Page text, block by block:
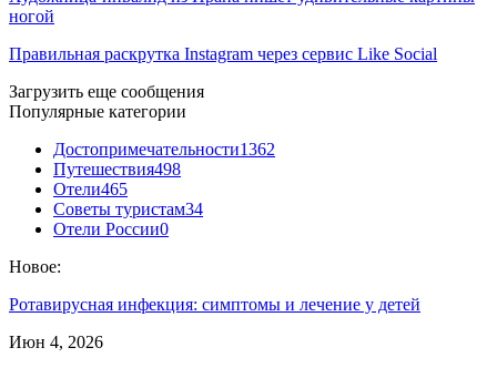
ногой
Правильная раскрутка Instagram через сервис Like Social
Загрузить еще сообщения
Популярные категории
Достопримечательности1362
Путешествия498
Отели465
Советы туристам34
Отели России0
Новое:
Ротавирусная инфекция: симптомы и лечение у детей
Июн 4, 2026